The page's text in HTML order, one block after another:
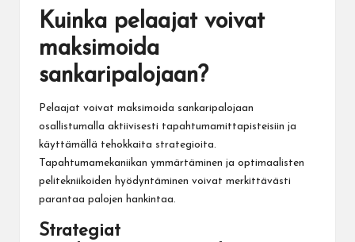
Kuinka pelaajat voivat
maksimoida
sankaripalojaan?
Pelaajat voivat maksimoida sankaripalojaan
osallistumalla aktiivisesti tapahtumamittapisteisiin ja
käyttämällä tehokkaita strategioita.
Tapahtumamekaniikan ymmärtäminen ja optimaalisten
pelitekniikoiden hyödyntäminen voivat merkittävästi
parantaa palojen hankintaa.
Strategiat